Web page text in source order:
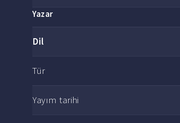
Yazar
Dil
Tür
Yayım tarihi